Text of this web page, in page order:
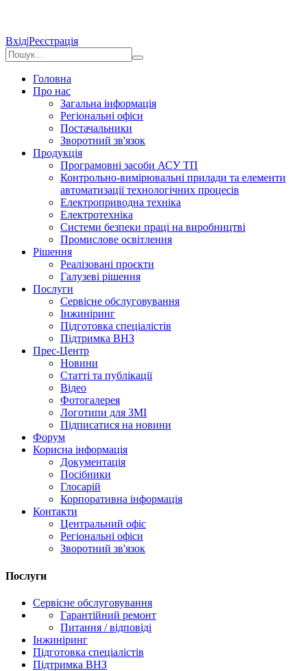
Вхід|Реєстрація
Головна
Про нас
Загальна інформація
Регіональні офіси
Постачальники
Зворотний зв'язок
Продукція
Програмовні засоби АСУ ТП
Контрольно-вимірювальні прилади та елементи
автоматизації технологічних процесів
Електроприводна техніка
Електротехніка
Системи безпеки праці на виробництві
Промислове освітлення
Рішення
Реалізовані проєкти
Галузеві рішення
Послуги
Сервісне обслуговування
Інжиніринг
Підготовка спеціалістів
Підтримка ВНЗ
Прес-Центр
Новини
Статті та публікації
Відео
Фотогалерея
Логотипи для ЗМІ
Підписатися на новини
Форум
Корисна інформація
Документація
Посібники
Глосарій
Корпоративна інформація
Контакти
Центральний офіс
Регіональні офіси
Зворотний зв'язок
Послуги
Сервісне обслуговування
Гарантійний ремонт
Питання / відповіді
Інжиніринг
Підготовка спеціалістів
Підтримка ВНЗ